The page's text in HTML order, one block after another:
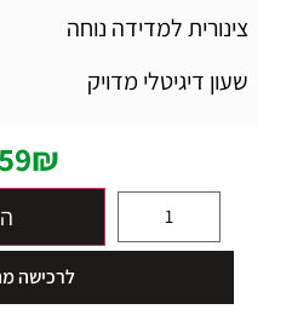
צינורית למדידה נוחה
שעון דיגיטלי מדויק
₪
לרכישה